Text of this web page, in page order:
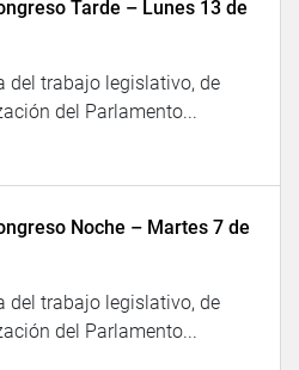
Tarde – Lunes 13 de
del trabajo legislativo, de
del Parlamento...
Noche – Martes 7 de
del trabajo legislativo, de
del Parlamento...